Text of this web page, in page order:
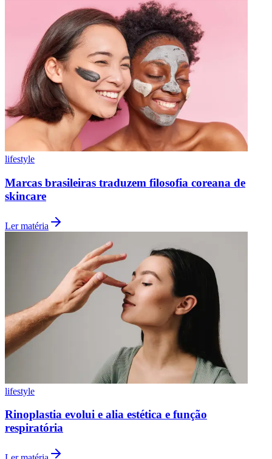
Fluminense
lifestyle
Marcas brasileiras traduzem filosofia coreana de
skincare
Ler matéria
lifestyle
Rinoplastia evolui e alia estética e função
respiratória